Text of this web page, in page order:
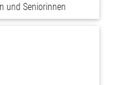
und Seniorinnen